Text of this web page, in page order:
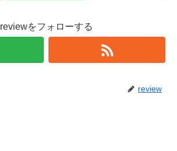
reviewをフォローする
review